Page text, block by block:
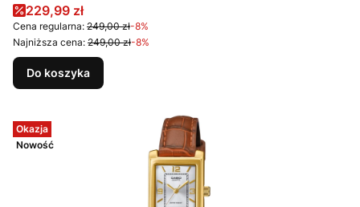
Cena promocyjna
229,99 zł
Cena regularna: 249,00 zł-8%
Najniższa cena: 249,00 zł-8%
Do koszyka
Okazja
Nowość